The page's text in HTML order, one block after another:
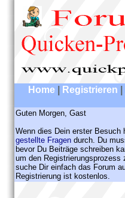
Home Registrieren
Guten Morgen, Gast
Wenn dies Dein erster Besuch
gestellte Fragen durch. Du
bevor Du Beiträge schreiben
um den
suche Dir einfach das Forum
Registrierung ist kostenlos.